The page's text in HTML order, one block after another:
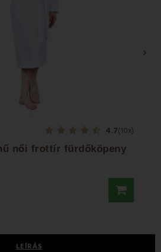
4.7(10x)
női frottír fürdőköpeny
›
LEÍRÁS